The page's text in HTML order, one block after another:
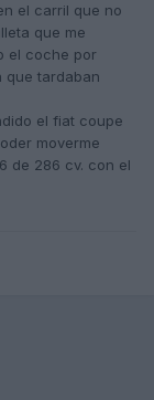
el carril que no
que me
el coche por
que tardaban
el fiat coupe
moverme
de 286 cv. con el